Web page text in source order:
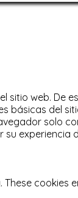
sitio web. De
básicas del
solo
experiencia